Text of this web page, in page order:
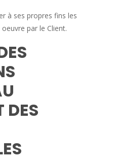
à ses propres fins les
par le Client.
DES